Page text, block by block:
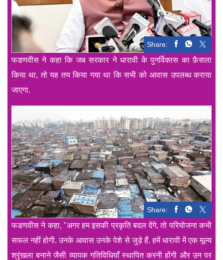
Share:
फडणवीस ने कहा कि जब सरकार ने धारावी के पुनर्विकास का फ़ैसला
किया था, तो यह तय किया गया था कि सभी को आवास उपलब्ध कराया
जाएगा.
Share:
फडणवीस ने कहा, "अगर हम इसकी प्रकृति बदल देंगे, तो परियोजना कभी
सफल नहीं होगी. उनके आवास उनके पेशे से जुड़े हैं. हमें धारावी में एक मूल्य
श्रृंखला बनाने जैसी व्यापक गतिविधियाँ स्थापित करनी होंगी और उन पर